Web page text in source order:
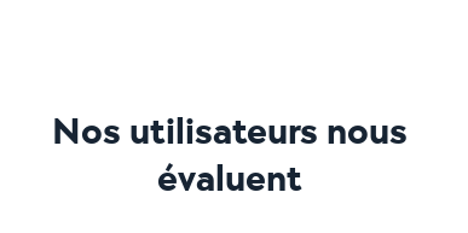
Nos utilisateurs nous
évaluent